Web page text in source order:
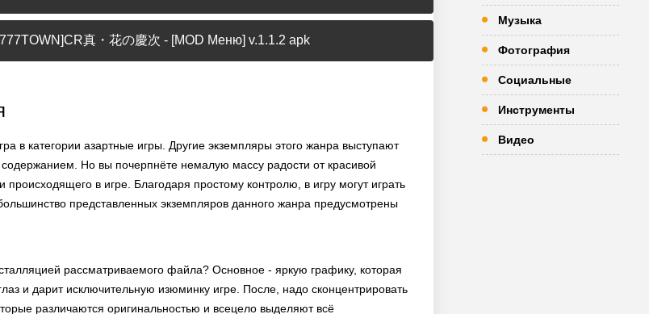
真・花の慶次 - [MOD Меню] v.1.1.2 apk
в категории азартные игры. Другие экземпляры этого жанра выступают
Но вы почерпнёте немалую массу радости от красивой
происходящего в игре. Благодаря простому контролю, в игру могут играть
представленных экземпляров данного жанра предусмотрены
рассматриваемого файла? Основное - яркую графику, которая
и дарит исключительную изюминку игре. После, надо сконцентрировать
различаются оригинальностью и всецело выделяют всё
Музыка
Фотография
Социальные
Инструменты
Видео